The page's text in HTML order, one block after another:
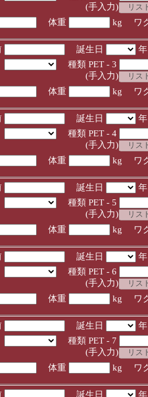
入力)
体重 kg ワ
誕生日
種類 PET - 3
入力)
体重 kg ワ
誕生日
種類 PET - 4
入力)
体重 kg ワ
誕生日
種類 PET - 5
入力)
体重 kg ワ
誕生日
種類 PET - 6
入力)
体重 kg ワ
誕生日
種類 PET - 7
入力)
体重 kg ワ
誕生日